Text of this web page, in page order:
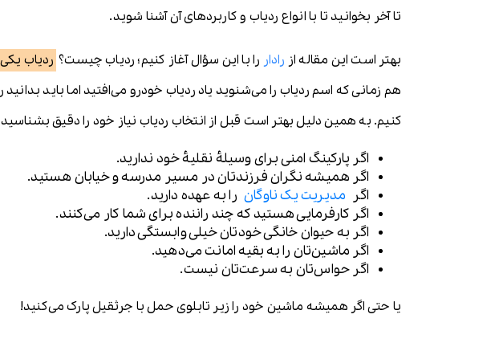
تا آخر بخوانید تا با انواع ردیاب و کاربردهای آن آشنا شوید.
بهتر است این مقاله از رادار را با این سؤال آغاز کنیم؛ ردیاب چیست؟ ردیاب
هم زمانی که اسم ردیاب را می‌شنوید یاد ردیاب خودرو می‌افتید اما باید
کنیم. به همین دلیل بهتر است قبل از انتخاب ردیاب نیاز خود را دقیق بشناسید
اگر پارکینگ امنی برای وسیلۀ نقلیۀ خود ندارید.
اگر همیشه نگران فرزندتان در مسیر مدرسه و خیابان هستید.
اگر مدیریت یک ناوگان را به عهده دارید.
اگر کارفرمایی هستید که چند راننده برای شما کار می‌کنند.
اگر به حیوان خانگی خودتان خیلی وابستگی دارید.
اگر ماشین‌تان را به بقیه امانت می‌دهید.
اگر حواس‌تان به سرعت‌تان نیست.
یا حتی اگر همیشه ماشین خود را زیر تابلوی حمل با جرثقیل پارک می‌کنید!